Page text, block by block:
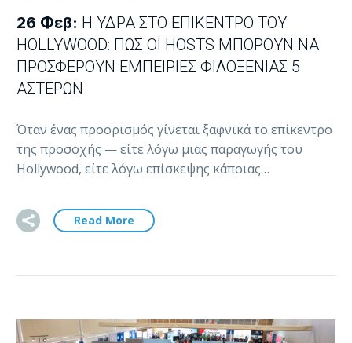
26 Φεβ: Η ΎΔΡΑ ΣΤΟ ΕΠΊΚΕΝΤΡΟ ΤΟΥ
HOLLYWOOD: ΠΏΣ ΟΙ HOSTS ΜΠΟΡΟΎΝ ΝΑ
ΠΡΟΣΦΈΡΟΥΝ ΕΜΠΕΙΡΊΕΣ ΦΙΛΟΞΕΝΊΑΣ 5
ΑΣΤΈΡΩΝ
Όταν ένας προορισμός γίνεται ξαφνικά το επίκεντρο
της προσοχής — είτε λόγω μιας παραγωγής του
Hollywood, είτε λόγω επίσκεψης κάποιας…
Read More